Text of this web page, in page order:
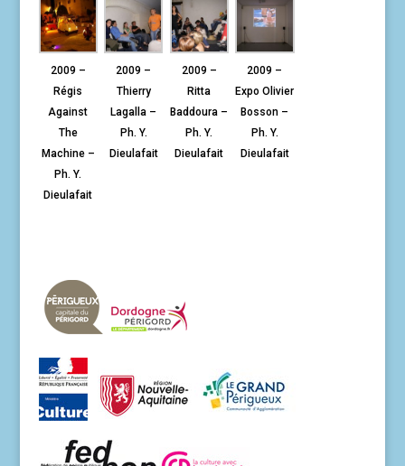
2009 –
Régis
Against
The
Machine –
Ph. Y.
Dieulafait
2009 –
Thierry
Lagalla –
Ph. Y.
Dieulafait
2009 –
Ritta
Baddoura –
Ph. Y.
Dieulafait
2009 –
Expo Olivier
Bosson –
Ph. Y.
Dieulafait